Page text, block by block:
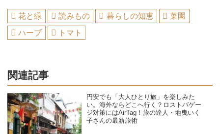
花と緑 読みもの 暮らしの知恵
菜園
ハーブ
トマト
関連記事
円安でも「大人ひとり旅」を楽しみた
い。海外ならどこへ行く？ロストバゲー
ジ対策にはAirTag！旅の達人・地曳いく
子さんの最新旅術